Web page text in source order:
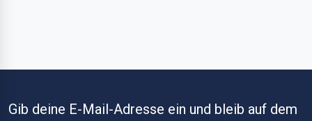
Gib deine E-Mail-Adresse ein und bleib auf dem